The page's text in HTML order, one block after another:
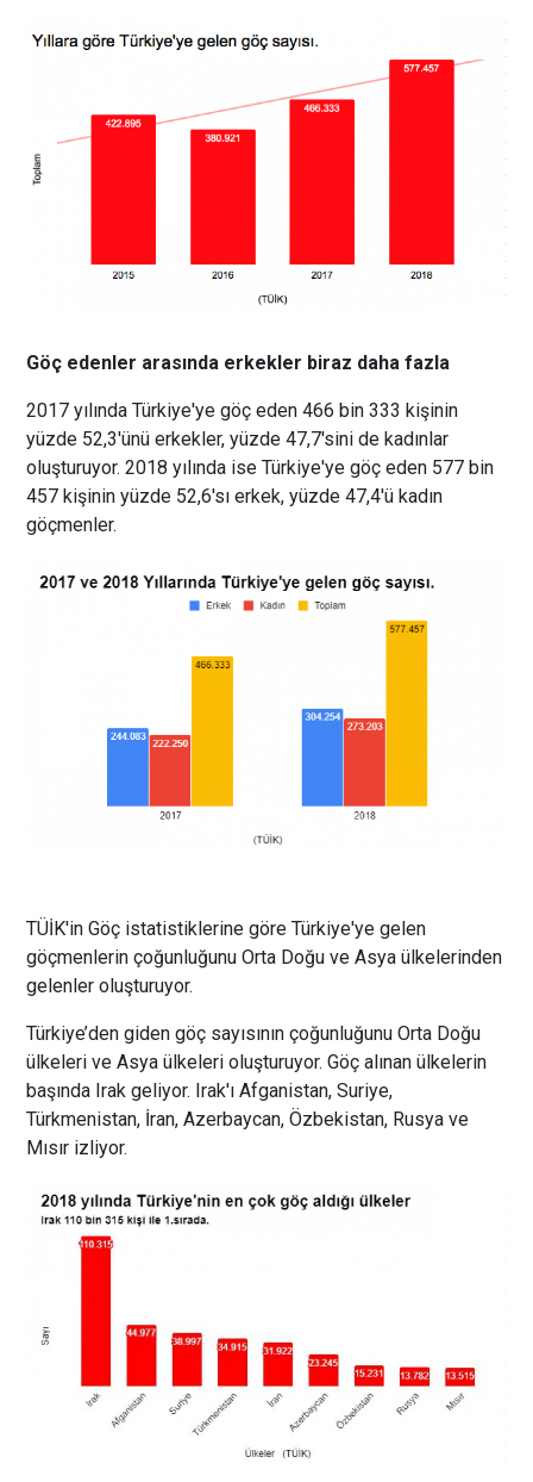
Göç edenler arasında erkekler biraz daha fazla
2017 yılında Türkiye'ye göç eden 466 bin 333 kişinin
yüzde 52,3'ünü erkekler, yüzde 47,7'sini de kadınlar
oluşturuyor. 2018 yılında ise Türkiye'ye göç eden 577 bin
457 kişinin yüzde 52,6'sı erkek, yüzde 47,4'ü kadın
göçmenler.
TÜİK'in Göç istatistiklerine göre Türkiye'ye gelen
göçmenlerin çoğunluğunu Orta Doğu ve Asya ülkelerinden
gelenler oluşturuyor.
Türkiye’den giden göç sayısının çoğunluğunu Orta Doğu
ülkeleri ve Asya ülkeleri oluşturuyor. Göç alınan ülkelerin
başında Irak geliyor. Irak'ı Afganistan, Suriye,
Türkmenistan, İran, Azerbaycan, Özbekistan, Rusya ve
Mısır izliyor.